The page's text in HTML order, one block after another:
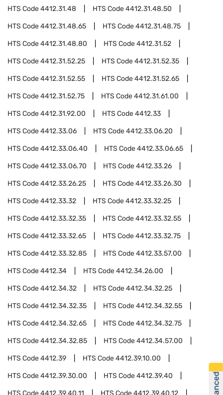
HTS Code4412.31.48 HTS Code4412.31.48.50
HTS Code4412.31.48.65 HTS Code4412.31.48.75
HTS Code4412.31.48.80 HTS Code4412.31.52
HTS Code4412.31.52.25 HTS Code4412.31.52.35
HTS Code4412.31.52.55 HTS Code4412.31.52.65
HTS Code4412.31.52.75 HTS Code4412.31.61.00
HTS Code4412.31.92.00 HTS Code4412.33
HTS Code4412.33.06 HTS Code4412.33.06.20
HTS Code4412.33.06.40 HTS Code4412.33.06.65
HTS Code4412.33.06.70 HTS Code4412.33.26
HTS Code4412.33.26.25 HTS Code4412.33.26.30
HTS Code4412.33.32 HTS Code4412.33.32.25
HTS Code4412.33.32.35 HTS Code4412.33.32.55
HTS Code4412.33.32.65 HTS Code4412.33.32.75
HTS Code4412.33.32.85 HTS Code4412.33.57.00
HTS Code4412.34 HTS Code4412.34.26.00
HTS Code4412.34.32 HTS Code4412.34.32.25
HTS Code4412.34.32.35 HTS Code4412.34.32.55
HTS Code4412.34.32.65 HTS Code4412.34.32.75
HTS Code4412.34.32.85 HTS Code4412.34.57.00
HTS Code4412.39 HTS Code4412.39.10.00
HTS Code4412.39.30.00 HTS Code4412.39.40
HTS Code4412.39.40.11 HTS Code4412.39.40.12